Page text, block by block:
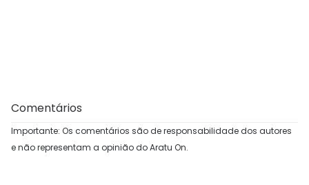
Comentários
Importante: Os comentários são de responsabilidade dos autores
e não representam a opinião do Aratu On.